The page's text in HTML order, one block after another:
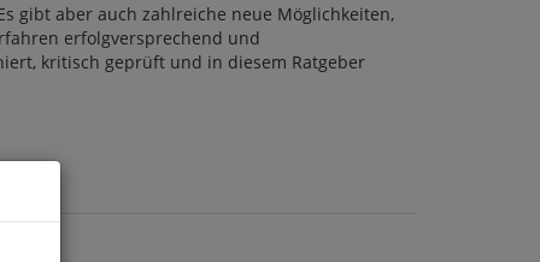
gibt aber auch zahlreiche neue Möglichkeiten,
erfolgversprechend und
kritisch geprüft und in diesem Ratgeber